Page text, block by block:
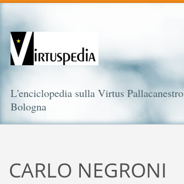
L'enciclopedia sulla Virtus Pallacanestro
Bologna
CARLO NEGRONI